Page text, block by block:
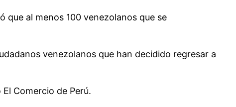
que al menos 100 venezolanos que se
venezolanos que han decidido regresar a
Comercio de Perú.